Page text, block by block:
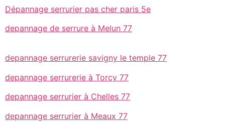
Dépannage serrurier pas cher paris 5e
depannage de serrure à Melun 77
depannage serrurerie savigny le temple 77
depannage serrurerie à Torcy 77
depannage serrurier à Chelles 77
depannage serrurier à Meaux 77